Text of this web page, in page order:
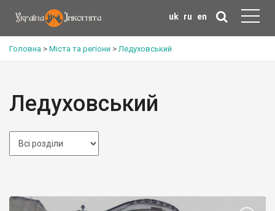
uk ru en
Головна > Міста та регіони >Ледуховський
Ледуховський